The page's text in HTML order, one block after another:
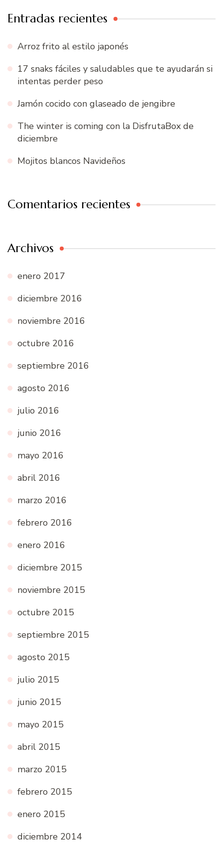
Entradas recientes
Arroz frito al estilo japonés
17 snaks fáciles y saludables que te ayudarán si
intentas perder peso
Jamón cocido con glaseado de jengibre
The winter is coming con la DisfrutaBox de
diciembre
Mojitos blancos Navideños
Comentarios recientes
Archivos
enero 2017
diciembre 2016
noviembre 2016
octubre 2016
septiembre 2016
agosto 2016
julio 2016
junio 2016
mayo 2016
abril 2016
marzo 2016
febrero 2016
enero 2016
diciembre 2015
noviembre 2015
octubre 2015
septiembre 2015
agosto 2015
julio 2015
junio 2015
mayo 2015
abril 2015
marzo 2015
febrero 2015
enero 2015
diciembre 2014